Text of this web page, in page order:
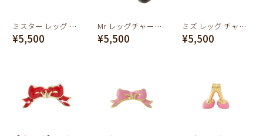
ミスター レッグ チャーム(ホワイト)
¥5,500
Mr. レッグチャーム(ブラック)
¥5,500
ミズ レッグ チャーム(ライトグリーン)
¥5,500